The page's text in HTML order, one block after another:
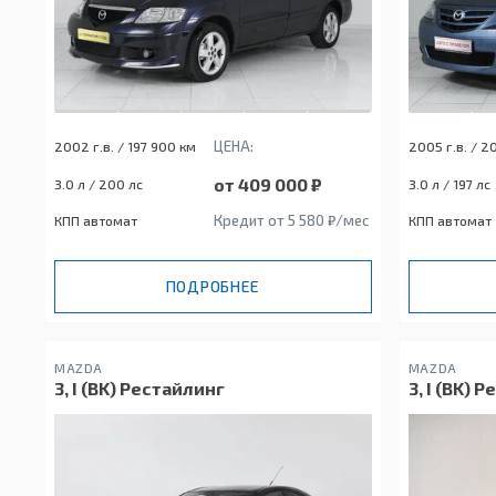
2002 г.в. / 197 900 км ЦЕНА:
3.0 л / 200 лс от 409 000 ₽
КПП автомат Кредит от 5 580 ₽/мес
ПОДРОБНЕЕ
2005 г.в. /
3.0 л / 197 лс
КПП автомат
MAZDA
3, I (BK) Рестайлинг
MAZDA
3, I (BK)